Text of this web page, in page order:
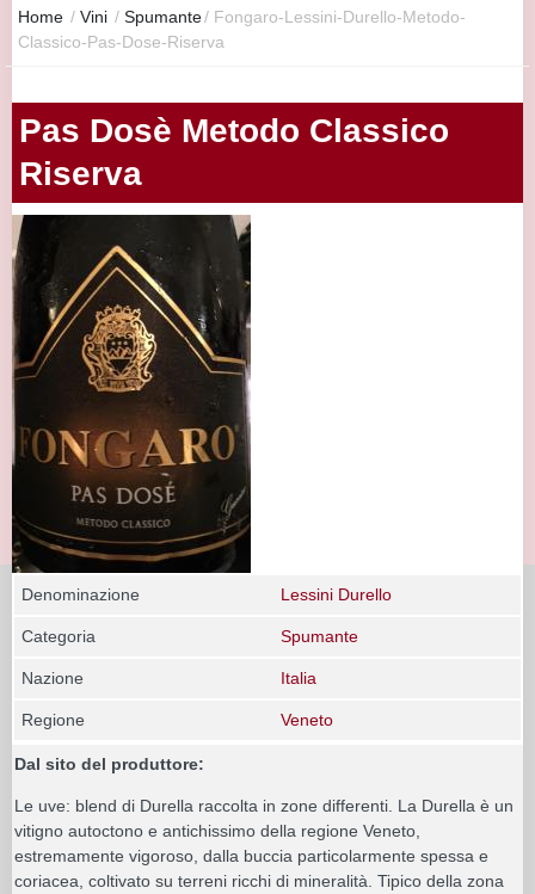
Home / Vini / Spumante/ Fongaro-Lessini-Durello-Metodo-
Classico-Pas-Dose-Riserva
Pas Dosè Metodo Classico
Riserva
Denominazione Lessini Durello
Categoria Spumante
Nazione Italia
Regione Veneto
Dal sito del produttore:
Le uve: blend di Durella raccolta in zone differenti. La Durella è un
vitigno autoctono e antichissimo della regione Veneto,
estremamente vigoroso, dalla buccia particolarmente spessa e
coriacea, coltivato su terreni ricchi di mineralità. Tipico della zona